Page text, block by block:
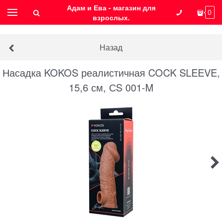
Адам и Ева - магазин для
взрослых.
0
Назад
Насадка KOKOS реалистичная COCK SLEEVE,
15,6 см, СS 001-M